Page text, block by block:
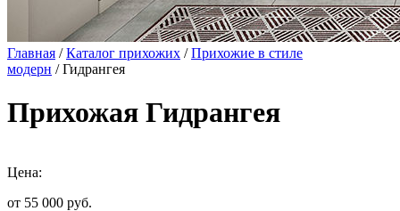
Главная /Каталог прихожих /Прихожие в стиле
модерн / Гидрангея
Прихожая Гидрангея
Цена:
от 55 000 руб.